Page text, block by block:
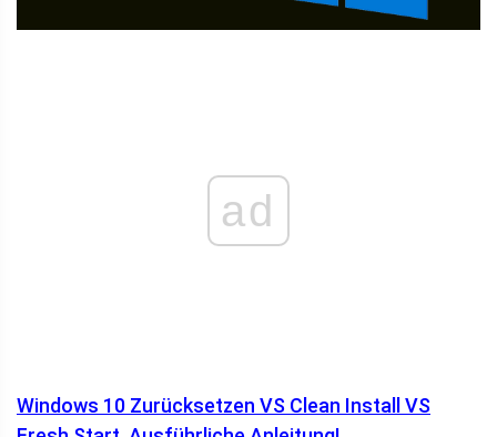
ad
Windows 10 Zurücksetzen VS Clean Install VS